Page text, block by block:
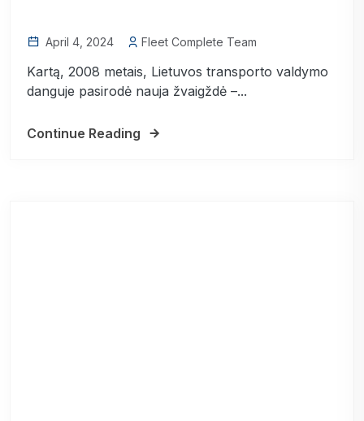
April 4, 2024 Fleet Complete Team
Kartą, 2008 metais, Lietuvos transporto valdymo
danguje pasirodė nauja žvaigždė –...
Continue Reading